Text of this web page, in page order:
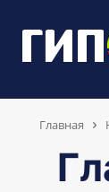
Главная